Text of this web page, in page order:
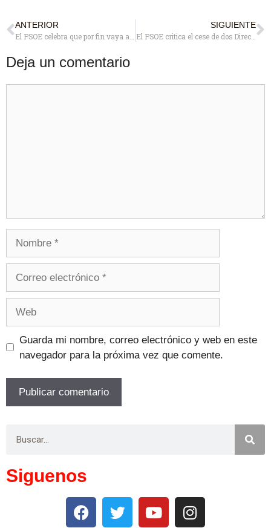
ANTERIOR
SIGUIENTE
El PSOE critica el cese de dos Directores Generales con más de 15 años de vinculación con Pozuelo
Deja un comentario
Guarda mi nombre, correo electrónico y web en este
navegador para la próxima vez que comente.
Siguenos